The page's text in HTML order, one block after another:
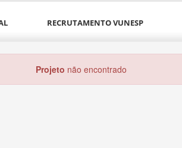
RECRUTAMENTO VUNESP
Projeto não encontrado